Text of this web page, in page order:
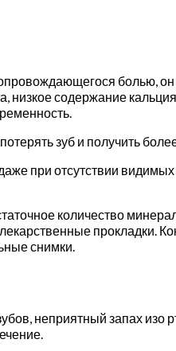
болью,
низкое содержание
зуб и получить
при отсутствии
количество
прокладки.
снимки.
неприятный запах изо